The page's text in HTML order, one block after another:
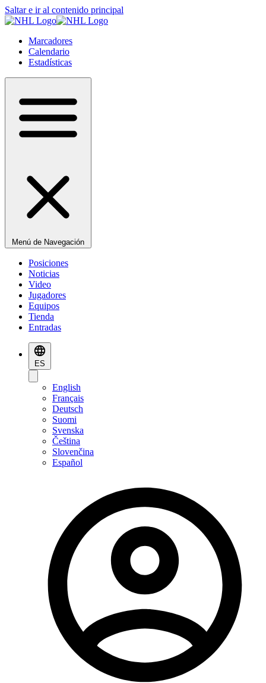
Saltar e ir al contenido principal
Marcadores
Calendario
Estadísticas
Menú de Navegación
Posiciones
Noticias
Video
Jugadores
Equipos
Tienda
Entradas
ES
English
Français
Deutsch
Suomi
Svenska
Čeština
Slovenčina
Español